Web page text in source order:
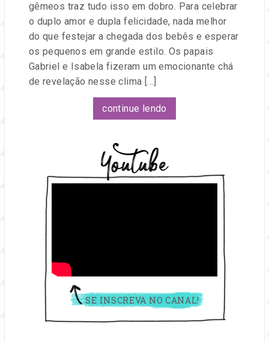
gêmeos traz tudo isso em dobro. Para celebrar
o duplo amor e dupla felicidade, nada melhor
do que festejar a chegada dos bebês e esperar
os pequenos em grande estilo. Os papais
Gabriel e Isabela fizeram um emocionante chá
de revelação nesse clima […]
continue lendo
Youtube
SE INSCREVA NO CANAL!